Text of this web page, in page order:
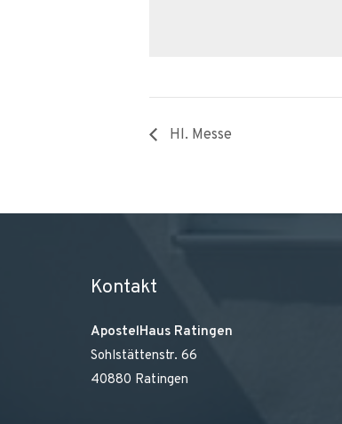
Hl. Messe
Kontakt
ApostelHaus Ratingen
Sohlstättenstr. 66
40880 Ratingen